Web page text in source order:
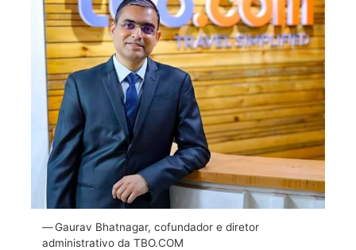
Gaurav Bhatnagar, cofundador e diretor
administrativo da TBO.COM